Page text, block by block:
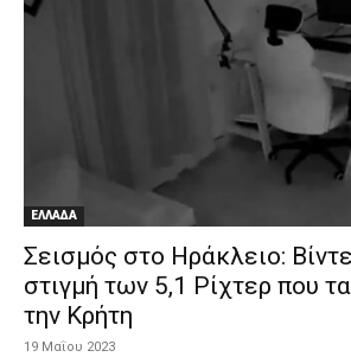
ΕΛΛΑΔΑ
Σεισμός στο Ηράκλειο:
στιγμή των 5,1 Ρίχτερ που
την Κρήτη
19 Μαΐου 2023